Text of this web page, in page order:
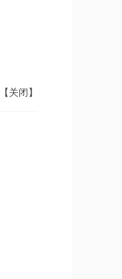
【关闭】